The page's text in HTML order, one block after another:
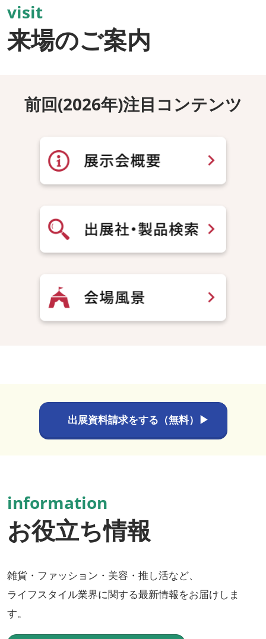
visit
来場のご案内
前回(2026年)注目コンテンツ
出展資料請求をする（無料）▶
information
お役立ち情報
雑貨・ファッション・美容・推し活など、
ライフスタイル業界に関する最新情報をお届けしま
す。